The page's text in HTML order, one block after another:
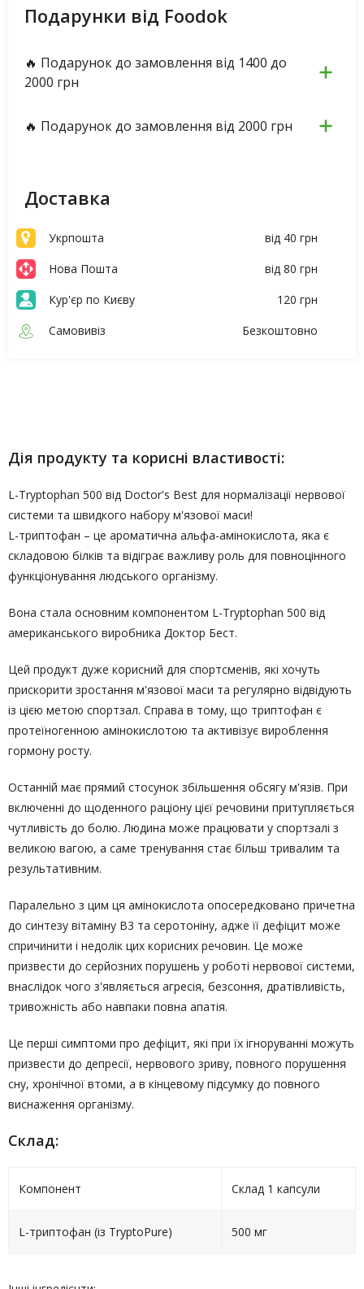
Подарунки від Foodok
🔥 Подарунок до замовлення від 1400 до
2000 грн
🔥 Подарунок до замовлення від 2000 грн
Доставка
Укрпошта
від 40 грн
Нова Пошта
від 80 грн
Кур'єр по Києву
120 грн
Самовивіз
Безкоштовно
Дія продукту та корисні властивості:
L-Tryptophan 500 від Doctor's Best для нормалізації нервової
системи та швидкого набору м'язової маси!
L-триптофан – це ароматична альфа-амінокислота, яка є
складовою білків та відіграє важливу роль для повноцінного
функціонування людського організму.
Вона стала основним компонентом L-Tryptophan 500 від
американського виробника Доктор Бест.
Цей продукт дуже корисний для спортсменів, які хочуть
прискорити зростання м'язової маси та регулярно відвідують
із цією метою спортзал. Справа в тому, що триптофан є
протеїногенною амінокислотою та активізує вироблення
гормону росту.
Останній має прямий стосунок збільшення обсягу м'язів. При
включенні до щоденного раціону цієї речовини притупляється
чутливість до болю. Людина може працювати у спортзалі з
великою вагою, а саме тренування стає більш тривалим та
результативним.
Паралельно з цим ця амінокислота опосередковано причетна
до синтезу вітаміну В3 та серотоніну, адже її дефіцит може
спричинити і недолік цих корисних речовин. Це може
призвести до серйозних порушень у роботі нервової системи,
внаслідок чого з'являється агресія, безсоння, дратівливість,
тривожність або навпаки повна апатія.
Це перші симптоми про дефіцит, які при їх ігноруванні можуть
призвести до депресії, нервового зриву, повного порушення
сну, хронічної втоми, а в кінцевому підсумку до повного
виснаження організму.
Склад:
Компонент Склад 1 капсули
L-триптофан (із TryptoPure) 500 мг